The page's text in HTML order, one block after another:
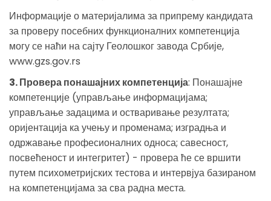
Информације о материјалима за припрему кандидата
за проверу посебних функционалних компетенција
могу се наћи на сајту Геолошког завода Србије,
www.gzs.gov.rs
3. Провера понашајних компетенција: Понашајне
компетенције (управљање информацијама;
управљање задацима и остваривање резултата;
оријентација ка учењу и променама; изградња и
одржавање професионалних односа; савесност,
посвећеност и интегритет) - провера ће се вршити
путем психометријских тестова и интервјуа базираном
на компетенцијама за сва радна места.